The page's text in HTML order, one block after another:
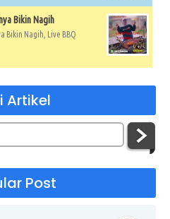
Bikin Nagih
Bikin Nagih, Live BBQ
Artikel
Post